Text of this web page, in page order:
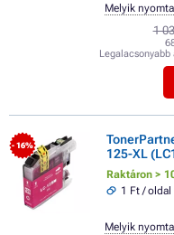
1
Melyik
- 16%
125-XL
Raktáron >
1 Ft / oldal
Melyik